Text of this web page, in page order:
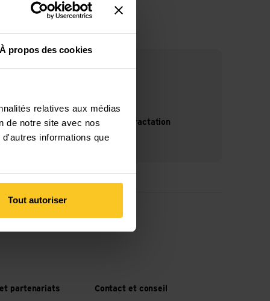
À propos des cookies
relatives aux médias
de notre site avec nos
informations que
Tout autoriser
14 jours de droit de rétractation
partenariats Contact et conseil